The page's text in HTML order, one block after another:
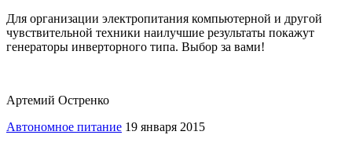
Для организации электропитания компьютерной и другой
чувствительной техники наилучшие результаты покажут
генераторы инверторного типа. Выбор за вами!
Артемий Остренко
Автономное питание 19 января 2015